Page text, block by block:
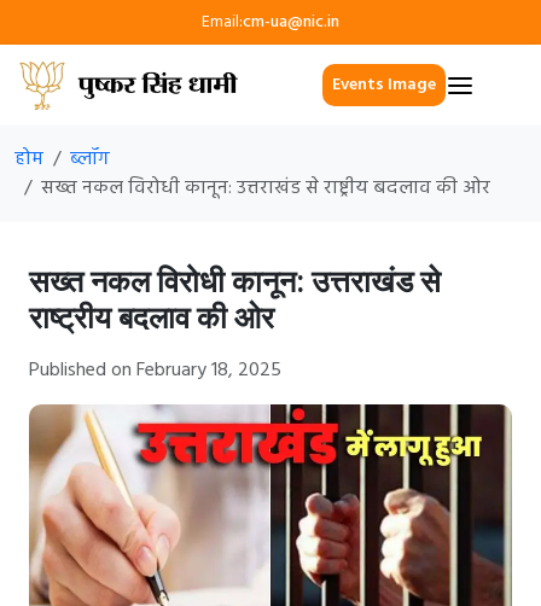
Email:cm-ua@nic.in
Events Image
होम
ब्लॉग
सख्त नकल विरोधी कानून: उत्तराखंड से राष्ट्रीय बदलाव की ओर
सख्त नकल विरोधी कानून: उत्तराखंड से
राष्ट्रीय बदलाव की ओर
Published on February 18, 2025